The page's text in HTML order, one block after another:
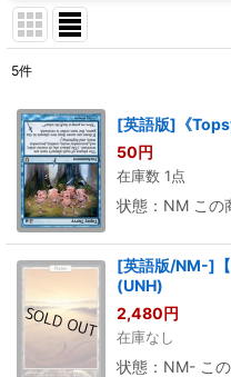
並び順:
5件
[英語版]《
50円
在庫数 1点
状態：NM この
[英語版/NM-]【
(UNH)
2,480円
在庫なし
状態：NM- この